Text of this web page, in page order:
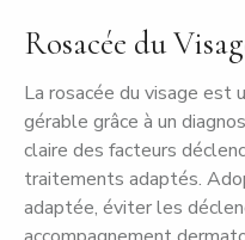
Rosacée du
La rosacée du visage est
gérable grâce à un
claire des facteurs
traitements adaptés.
adaptée, éviter les